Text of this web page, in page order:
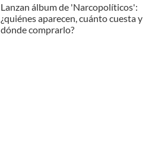
Lanzan álbum de 'Narcopolíticos':
¿quiénes aparecen, cuánto cuesta y
dónde comprarlo?